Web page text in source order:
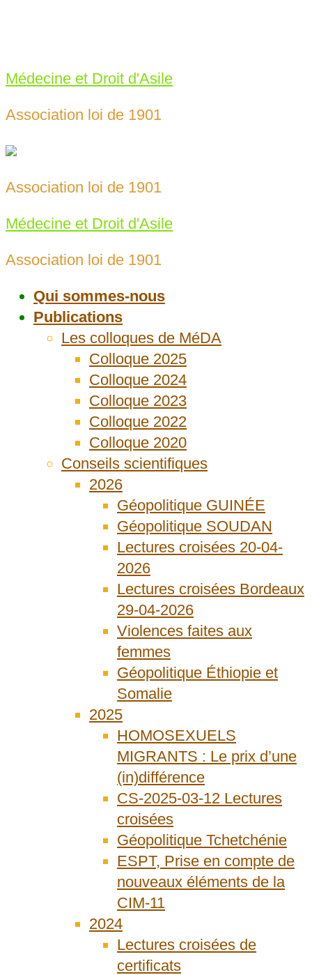
Médecine et Droit d'Asile
Association loi de 1901
Association loi de 1901
Médecine et Droit d'Asile
Association loi de 1901
Qui sommes-nous
Publications
Les colloques de MéDA
Colloque 2025
Colloque 2024
Colloque 2023
Colloque 2022
Colloque 2020
Conseils scientifiques
2026
Géopolitique GUINÉE
Géopolitique SOUDAN
Lectures croisées 20-04-
2026
Lectures croisées Bordeaux
29-04-2026
Violences faites aux
femmes
Géopolitique Éthiopie et
Somalie
2025
HOMOSEXUELS
MIGRANTS : Le prix d’une
(in)différence
CS-2025-03-12 Lectures
croisées
Géopolitique Tchetchénie
ESPT, Prise en compte de
nouveaux éléments de la
CIM-11
2024
Lectures croisées de
certificats